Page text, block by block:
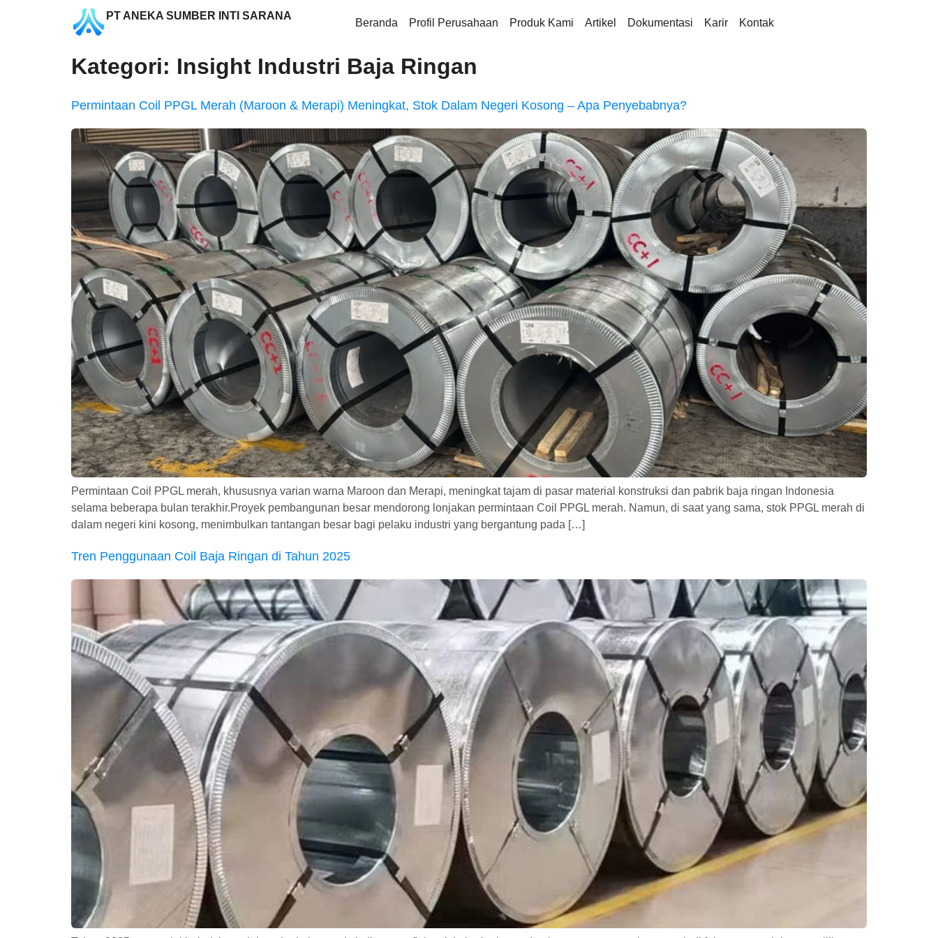
PT ANEKA SUMBER INTI SARANA
Beranda Profil Perusahaan Produk Kami Artikel Dokumentasi Karir Kontak
Kategori: Insight Industri Baja Ringan
Permintaan Coil PPGL Merah (Maroon & Merapi) Meningkat, Stok Dalam Negeri Kosong – Apa Penyebabnya?
Permintaan Coil PPGL merah, khususnya varian warna Maroon dan Merapi, meningkat tajam di pasar material konstruksi dan pabrik baja ringan Indonesia
selama beberapa bulan terakhir.Proyek pembangunan besar mendorong lonjakan permintaan Coil PPGL merah. Namun, di saat yang sama, stok PPGL merah di
dalam negeri kini kosong, menimbulkan tantangan besar bagi pelaku industri yang bergantung pada […]
Tren Penggunaan Coil Baja Ringan di Tahun 2025